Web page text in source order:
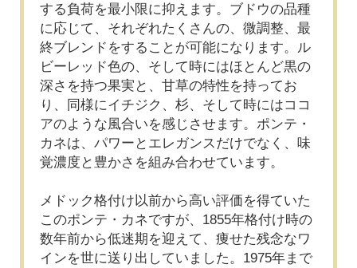
する負荷を最小限に抑えます。ブドウの品種
に応じて、それぞれたくさんの、微調整、最
終ブレンドをすることが可能になります。ル
ビーレッド色の、そして時にはほとんど黒の
深さを持つ果実と、甘草の特性を持ってお
り、同様にイチジク、杉、そして時にはココ
アのような風合いを感じさせます。ポンテ・
カネは、パワーとエレガンスだけでなく、味
覚濃度と豊かさを組み合わせています。
メドック格付け以前から高い評価を得ていた
このポンテ・カネですが、1855年格付け時の
数年前から低迷期を迎えて、痩せた残念なワ
インを世に送り出していました。1975年まで